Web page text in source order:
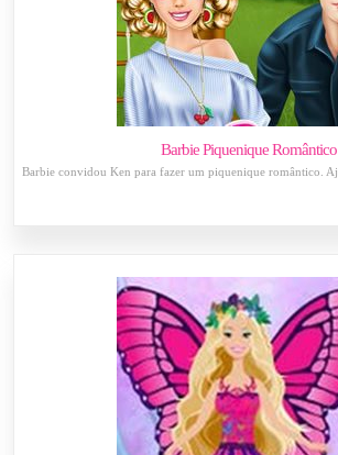
Barbie Piquenique Romântico
Barbie convidou Ken para fazer um piquenique romântico.